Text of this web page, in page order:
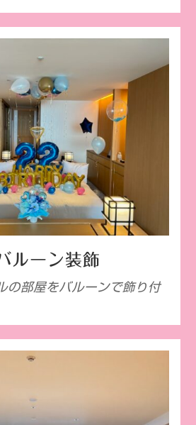
ルーン装飾
の部屋をバルーンで飾り付